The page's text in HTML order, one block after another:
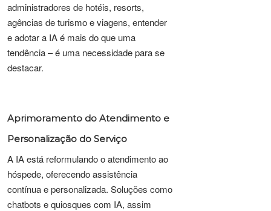
administradores de hotéis, resorts,
agências de turismo e viagens, entender
e adotar a IA é mais do que uma
tendência – é uma necessidade para se
destacar.
Aprimoramento do Atendimento e
Personalização do Serviço
A IA está reformulando o atendimento ao
hóspede, oferecendo assistência
contínua e personalizada. Soluções como
chatbots e quiosques com IA, assim